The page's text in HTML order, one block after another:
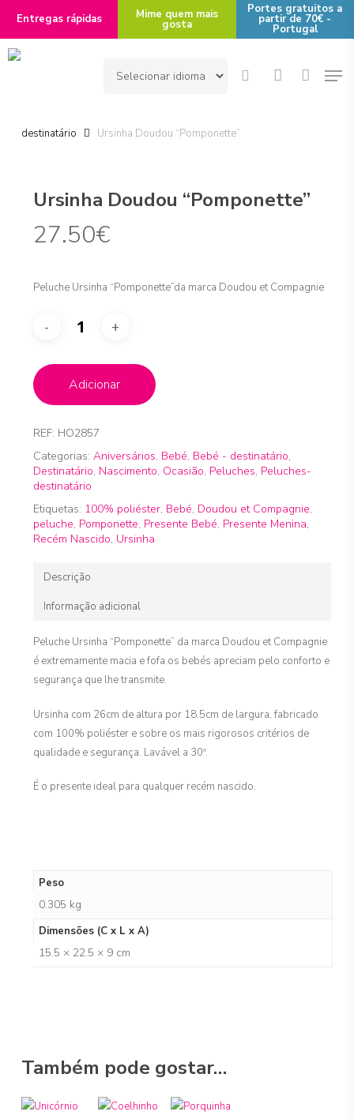
main
content
Entregas rápidas Mime quem mais
gosta
Portes gratuitos a
partir de 70€ -
Portugal
searchaccount
destinatário
Ursinha Doudou “Pomponette”
Ursinha Doudou “Pomponette”
27.50€
Peluche Ursinha “Pomponette”da marca Doudou et Compagnie
Adicionar
REF: HO2857
Categorias: Aniversários, Bebé, Bebé - destinatário,
Destinatário, Nascimento, Ocasião, Peluches, Peluches-
destinatário
Etiquetas: 100% poliéster, Bebé, Doudou et Compagnie,
peluche, Pomponette, Presente Bebé, Presente Menina,
Recém Nascido, Ursinha
Descrição
Informação adicional
Peluche Ursinha “Pomponette” da marca Doudou et Compagnie
é extremamente macia e fofa os bebés apreciam pelo conforto e
segurança que lhe transmite.
Ursinha com 26cm de altura por 18.5cm de largura, fabricado
com 100% poliéster e sobre os mais rigorosos critérios de
qualidade e segurança. Lavável a 30º.
É o presente ideal para qualquer recém nascido.
Peso
0.305 kg
Dimensões (C x L x A)
15.5 × 22.5 × 9 cm
Também pode gostar…